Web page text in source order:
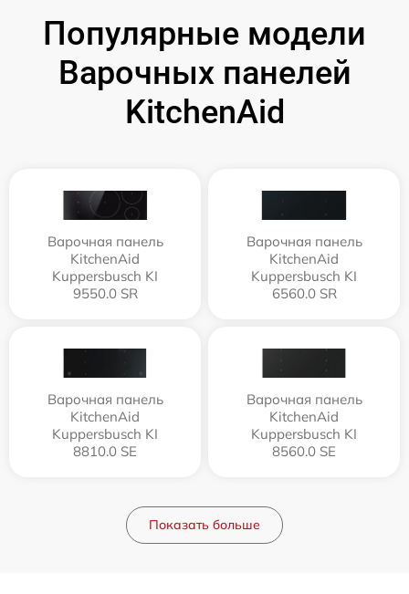
Популярные модели
Варочных панелей
KitchenAid
Варочная панель
KitchenAid
Kuppersbusch KI
9550.0 SR
Варочная панель
KitchenAid
Kuppersbusch KI
6560.0 SR
Варочная панель
KitchenAid
Kuppersbusch KI
8810.0 SE
Варочная панель
KitchenAid
Kuppersbusch KI
8560.0 SE
Показать больше